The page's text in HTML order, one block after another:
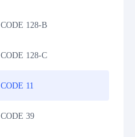
CODE 128-B
CODE 128-C
CODE 11
CODE 39